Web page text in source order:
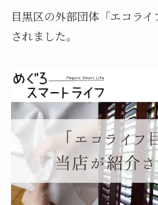
目黒区の外部団体「エコラ
されました。